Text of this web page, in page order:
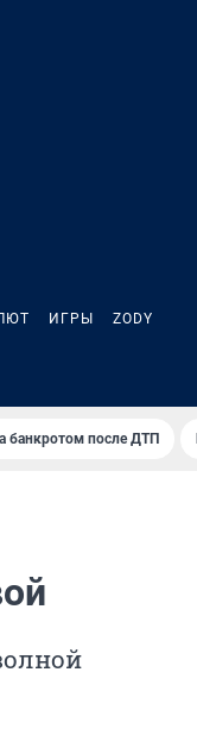
ИГРЫ ZODY
банкротом после ДТП